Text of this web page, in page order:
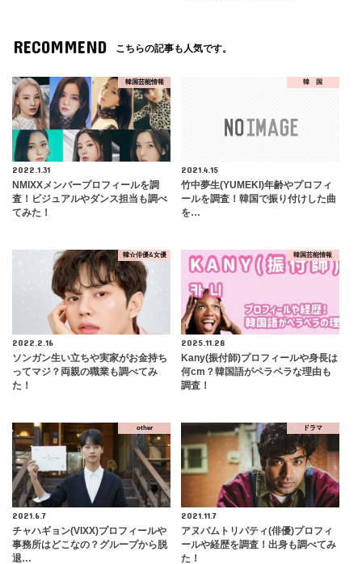
RECOMMEND こちらの記事も人気です。
韓国芸能情報
2022.1.31
NMIXXメンバープロフィールを調
査！ビジュアルやダンス担当も調べ
てみた！
韓 国
2021.4.15
竹中夢生(YUMEKI)年齢やプロフィ
ールを調査！韓国で振り付けした曲
を…
韓☆俳優&女優
2022.2.16
ソンガン生い立ちや実家がお金持ち
ってマジ？両親の職業も調べてみ
た！
韓国芸能情報
2025.11.28
Kany(振付師)プロフィールや身長は
何cm？韓国語がペラペラな理由も
調査！
other
2021.6.7
チャハギョン(VIXX)プロフィールや
事務所はどこなの？グループから脱
退…
ドラマ
2021.11.7
アヌパムトリパティ(俳優)プロフィ
ールや経歴を調査！出身も調べてみ
た！